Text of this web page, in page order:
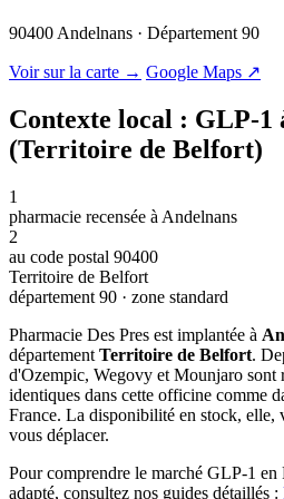
90400 Andelnans · Département 90
Voir sur la carte → Google Maps ↗
Contexte local : GLP-1
(Territoire de Belfort)
1
pharmacie recensée à Andelnans
2
au code postal 90400
Territoire de Belfort
département 90 · zone standard
Pharmacie Des Pres est implantée à
département Territoire de Belfort.
d'Ozempic, Wegovy et Mounjaro sont
identiques dans cette officine comme
France. La disponibilité en stock,
vous déplacer.
Pour comprendre le marché GLP-1 en
adapté, consultez nos guides détaillés :